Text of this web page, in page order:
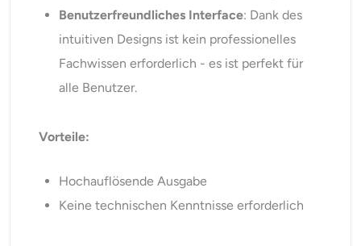
Benutzerfreundliches Interface: Dank des
intuitiven Designs ist kein professionelles
Fachwissen erforderlich - es ist perfekt für
alle Benutzer.
Vorteile:
Hochauflösende Ausgabe
Keine technischen Kenntnisse erforderlich